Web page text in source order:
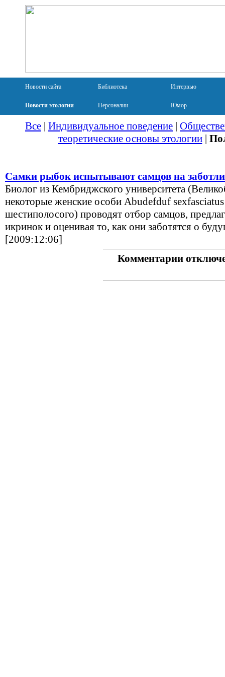
Новости сайта Библиотека Интервью
Новости этологии Персоналии Юмор
Все | Индивидуальное поведение |
теоретические основы этологии|
Самки рыбок испытывают самцов на
Биолог из Кембриджского университета
некоторые женские особи Abudefduf
шестиполосого) проводят отбор самцов,
икринок и оценивая то, как они заботятся о
[2009:12:06]
Комментарии